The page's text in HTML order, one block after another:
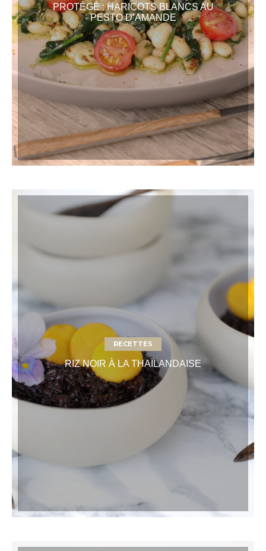
PROTÉGÉ : HARICOTS BLANCS AU
PESTO D’AMANDE
RECETTES
RIZ NOIR À LA THAÏLANDAISE